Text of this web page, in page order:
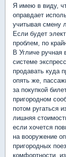
Я имею в виду,
оправдает
учитывая смену
Если будет
проблем, по
В Угличе ручная
системе
продавать куда
опять же,
за покупкой
пригородном
потом ругаться
лишняя
если хочется
на вооружение
пригородных
комфортности,